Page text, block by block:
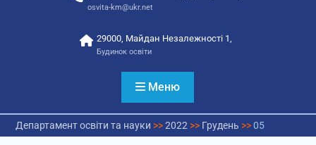
osvita-km@ukr.net
29000, Майдан Незалежності 1,
Будинок освіти
Меню
Департамент освіти та науки >>2022 >> Грудень >>05